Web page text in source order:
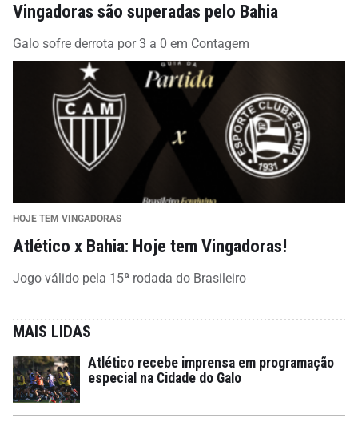
Vingadoras são superadas pelo Bahia
Galo sofre derrota por 3 a 0 em Contagem
HOJE TEM VINGADORAS
Atlético x Bahia: Hoje tem Vingadoras!
Jogo válido pela 15ª rodada do Brasileiro
MAIS LIDAS
Atlético recebe imprensa em programação
especial na Cidade do Galo